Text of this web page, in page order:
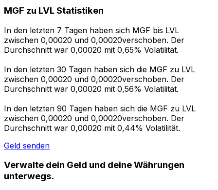
MGF zu LVL Statistiken
In den letzten 7 Tagen haben sich MGF bis LVL
zwischen 0,00020 und 0,00020verschoben. Der
Durchschnitt war 0,00020 mit 0,65% Volatilität.
In den letzten 30 Tagen haben sich die MGF zu LVL
zwischen 0,00020 und 0,00020verschoben. Der
Durchschnitt war 0,00020 mit 0,56% Volatilität.
In den letzten 90 Tagen haben sich die MGF zu LVL
zwischen 0,00020 und 0,00020verschoben. Der
Durchschnitt war 0,00020 mit 0,44% Volatilität.
Geld senden
Verwalte dein Geld und deine Währungen
unterwegs.